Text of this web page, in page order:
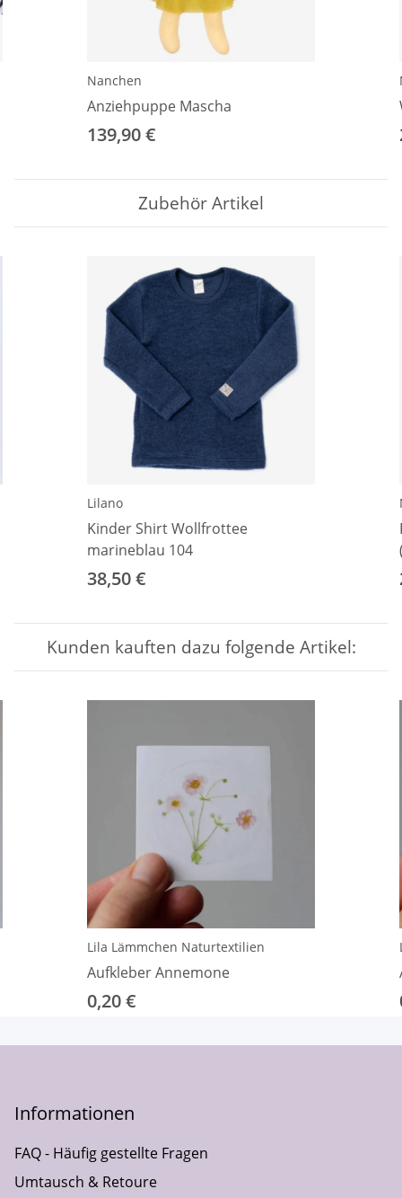
Nanchen
Anziehpuppe Mascha
139,90 €
Zubehör Artikel
Lilano
Kinder Shirt Wollfrottee
marineblau 104
38,50 €
Kunden kauften dazu folgende Artikel:
Lila Lämmchen Naturtextilien
Aufkleber Annemone
0,20 €
Informationen
FAQ - Häufig gestellte Fragen
Umtausch & Retoure